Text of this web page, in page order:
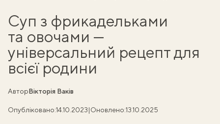
Суп з фрикадельками
та овочами —
універсальний рецепт для
всієї родини
АвторВікторія Ваків
Опубліковано:14.10.2023|Оновлено:13.10.2025